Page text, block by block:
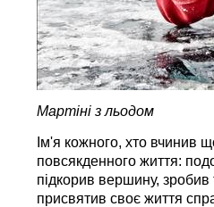
Мартіні з льодом
Ім'я кожного, хто вчинив
повсякденного життя:
підкорив вершину,
присвятив своє життя